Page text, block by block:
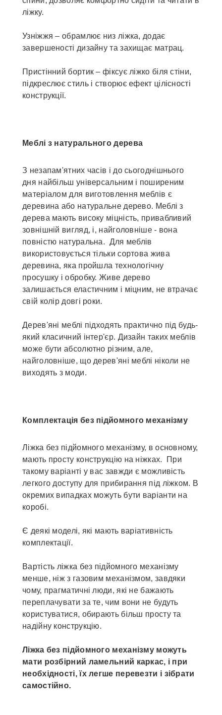
ліжку.
Узніжжя – обрамлює низ ліжка, додає
завершеності дизайну та захищає матрац.
Пристінний бортик – фіксує ліжко біля стіни,
підкреслює стиль і створює ефект цілісності
конструкції.
Меблі з натурального дерева
З незапам'ятних часів і до сьогоднішнього
дня найбільш універсальним і поширеним
матеріалом для виготовлення меблів є
деревина або натуральне дерево. Меблі з
дерева мають високу міцність, привабливий
зовнішній вигляд, і, найголовніше - вона
повністю натуральна. Для меблів
використовується тільки сортова жива
деревина, яка пройшла технологічну
просушку і обробку. Живе дерево
залишається еластичним і міцним, не втрачає
свій колір довгі роки.
Дерев'яні меблі підходять практично під будь-
який класичний інтер'єр. Дизайн таких меблів
може бути абсолютно різним, але,
найголовніше, що дерев'яні меблі ніколи не
виходять з моди.
Комплектація без підйомного механізму
Ліжка без підйомного механізму, в основному,
мають просту конструкцію на ніжках. При
такому варіанті у вас завжди є можливість
легкого доступу для прибирання під ліжком. В
окремих випадках можуть бути варіанти на
коробі.
Є деякі моделі, які мають варіативність
комплектації.
Вартість ліжка без підйомного механізму
менше, ніж з газовим механізмом, завдяки
чому, прагматичні люди, які не бажають
переплачувати за те, чим вони не будуть
користуватися, обирають більш просту та
надійну конструкцію.
Ліжка без підйомного механізму можуть
мати розбірний ламельний каркас, і при
необхідності, їх легше перевезти і зібрати
самостійно.